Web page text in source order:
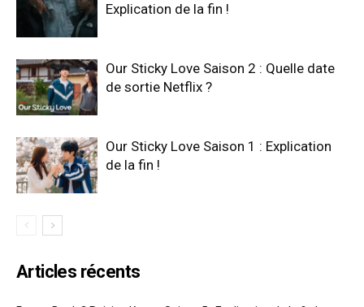
Explication de la fin !
Our Sticky Love Saison 2 : Quelle date
de sortie Netflix ?
Our Sticky Love Saison 1 : Explication
de la fin !
Articles récents